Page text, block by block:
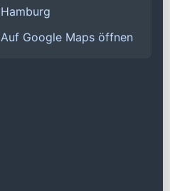
Hamburg
Auf Google Maps öffnen